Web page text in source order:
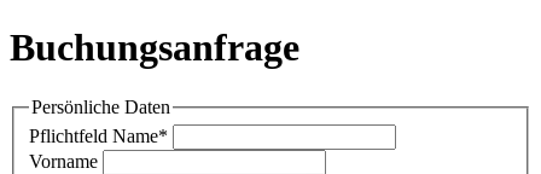
Buchungsanfrage
Persönliche Daten
Pflichtfeld Name*
Vorname